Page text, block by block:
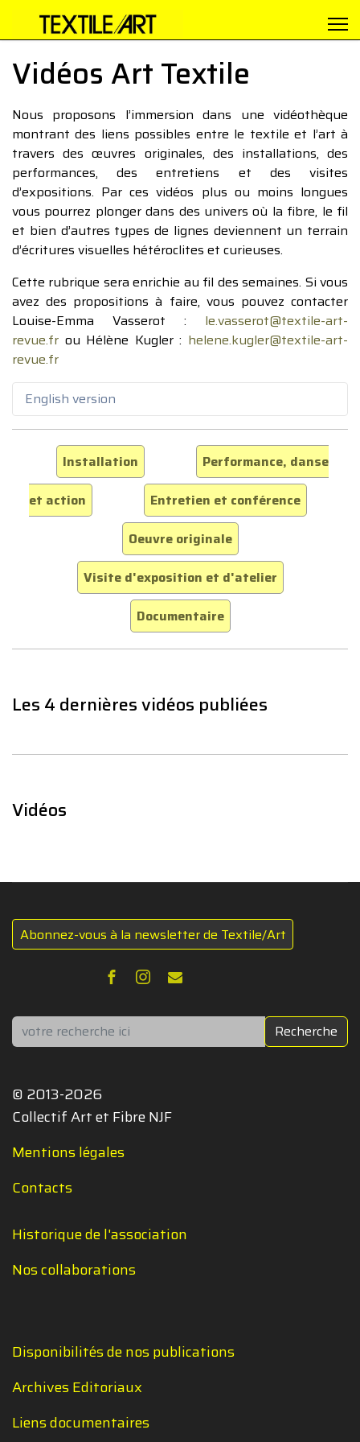
Vidéos Art Textile
Nous proposons l’immersion dans une vidéothèque
montrant des liens possibles entre le textile et l’art à
travers des œuvres originales, des installations, des
performances, des entretiens et des visites
d’expositions. Par ces vidéos plus ou moins longues
vous pourrez plonger dans des univers où la fibre, le fil
et bien d’autres types de lignes deviennent un terrain
d’écritures visuelles hétéroclites et curieuses.
Cette rubrique sera enrichie au fil des semaines. Si vous
avez des propositions à faire, vous pouvez contacter
Louise-Emma Vasserot : le.vasserot@textile-art-
revue.fr ou Hélène Kugler : helene.kugler@textile-art-
revue.fr
English version
Installation
Performance, danse
et action
Entretien et conférence
Oeuvre originale
Visite d'exposition et d'atelier
Documentaire
Les 4 dernières vidéos publiées
Vidéos
Abonnez-vous à la newsletter de Textile/Art
Rechercher Recherche
© 2013-2026
Collectif Art et Fibre NJF
Mentions légales
Contacts
Historique de l'association
Nos collaborations
Disponibilités de nos publications
Archives Editoriaux
Liens documentaires